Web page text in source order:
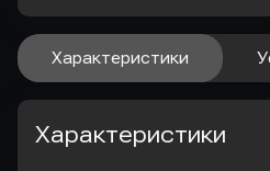
Характеристики
Характеристики